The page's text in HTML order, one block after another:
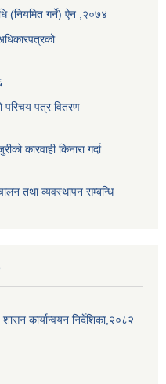
(नियमित गर्ने) ऐन ,२०७४
परिचय पत्र वितरण
कारवाही किनारा गर्दा
तथा व्यवस्थापन सम्बन्धि
कार्यान्वयन निर्देशिका,२०८२